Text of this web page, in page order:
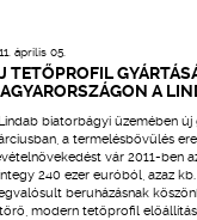
április 05.
TETŐPROFIL
A
biatorbágyi üzemében
a termelésbővülés
vár 2011-ben
240 ezer euróból, azaz
beruházásnak
modern tetőprofil